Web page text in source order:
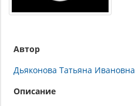
Автор
Дьяконова Татьяна Ивановна
Описание